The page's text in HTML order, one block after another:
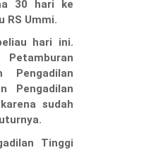
30 hari ke
RS Ummi.
hari ini.
Petamburan
Pengadilan
Pengadilan
sudah
Tinggi